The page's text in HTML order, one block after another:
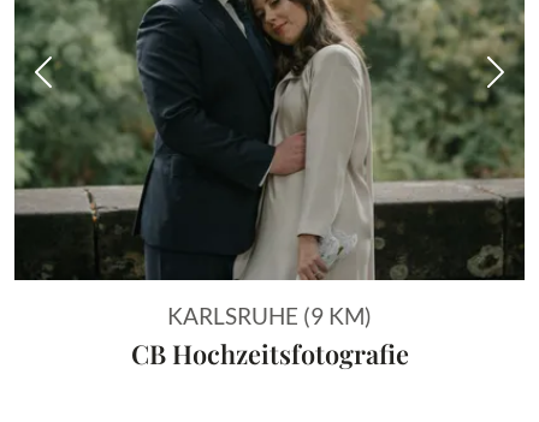
Vorheriges Bild
KARLSRUHE (9 KM)
CB Hochzeitsfotografie